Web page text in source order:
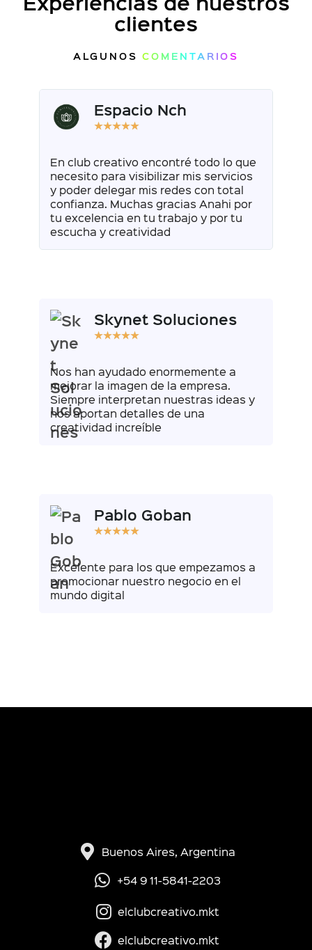
clientes
ALGUNOSCOMENTARIOS
Espacio Nch
★★★★★
En club creativo encontré todo lo que
necesito para visibilizar mis servicios
y poder delegar mis redes con total
confianza. Muchas gracias Anahi por
tu excelencia en tu trabajo y por tu
escucha y creatividad
Skynet Soluciones
★★★★★
Nos han ayudado enormemente a
mejorar la imagen de la empresa.
Siempre interpretan nuestras ideas y
nos aportan detalles de una
creatividad increíble
Pablo Goban
★★★★★
Excelente para los que empezamos a
promocionar nuestro negocio en el
mundo digital
Buenos Aires, Argentina
+54 9 11-5841-2203
elclubcreativo.mkt
elclubcreativo.mkt